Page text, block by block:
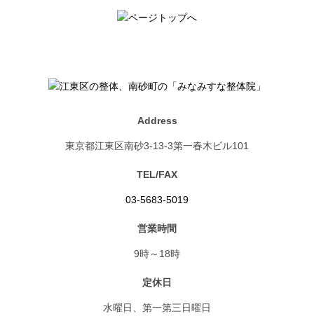
Address
東京都江東区南砂3-13-3第一春木ビル101
TEL/FAX
03-5683-5019
営業時間
9時～18時
定休日
水曜日、第一第三日曜日